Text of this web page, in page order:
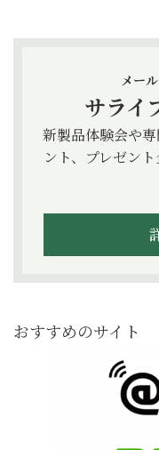
メー
サライ
新製品体験会や
ント、プレゼン
おすすめのサイト